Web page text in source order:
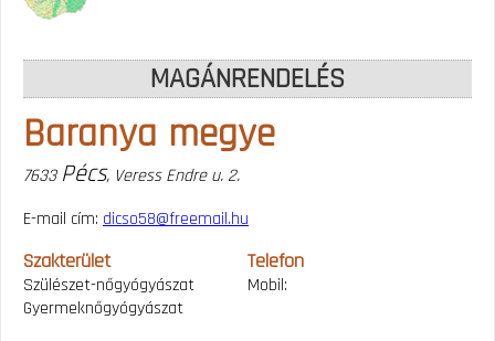
MAGÁNRENDELÉS
Baranya megye
7633 Pécs, Veress Endre u. 2.
E-mail cím: dicso58@freemail.hu
Szakterület
Szülészet-nőgyógyászat
Gyermeknőgyógyászat
Telefon
Mobil: